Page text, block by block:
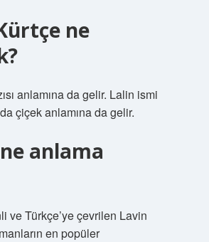
ne
anlamına da gelir. Lalin ismi
çiçek anlamına da gelir.
anlama
ve Türkçe’ye çevrilen Lavin
en popüler